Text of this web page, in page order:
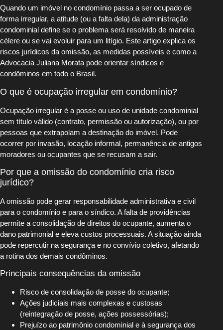
Quando um imóvel no condomínio passa a ser ocupado de
forma irregular, a atitude (ou a falta dela) da administração
condominial define se o problema será resolvido de maneira
célere ou se vai evoluir para um litígio. Este artigo explica os
riscos jurídicos da omissão, as medidas possíveis e como a
Advocacia Juliana Morata pode orientar síndicos e
condôminos em todo o Brasil.
O que é ocupação irregular em condomínio?
Ocupação irregular é a posse ou uso de unidade condominial
sem título válido (contrato, permissão ou autorização), ou por
pessoas que extrapolam a destinação do imóvel. Pode
ocorrer por invasão, locação informal, permanência de antigos
moradores ou ocupantes que se recusam a sair.
Por que a omissão do condomínio cria risco
jurídico?
A omissão pode gerar responsabilidade administrativa e civil
para o condomínio e para o síndico. A falta de providências
permite a consolidação de direitos do ocupante, aumenta o
dano patrimonial e eleva custos processuais. A situação ainda
pode repercutir na segurança e no convívio coletivo, afetando
a rotina dos demais condôminos.
Principais consequências da omissão
Risco de consolidação de posse do ocupante;
Ações judiciais mais complexas e custosas
(reintegração de posse, ações possessórias);
Prejuízo ao patrimônio condominial e à segurança dos